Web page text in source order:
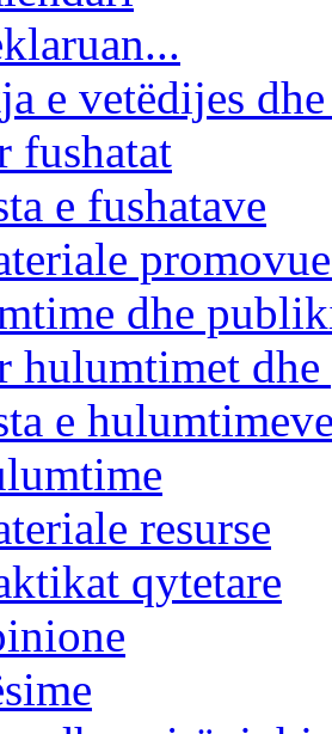
e vetëdijes
fushatat
e fushatave
dhe
hulumtimet
e
resurse
qytetare